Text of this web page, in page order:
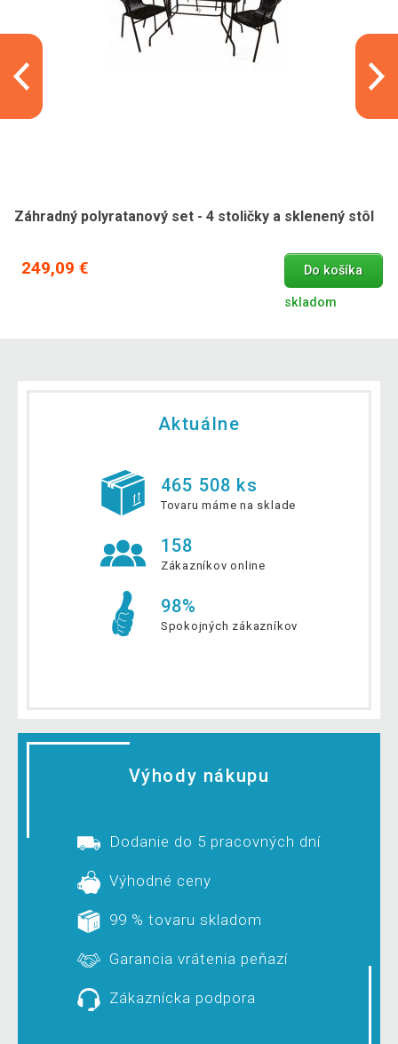
Záhradný polyratanový set - 4 stoličky a sklenený stôl
249,09 € Do košíka
skladom
Aktuálne
465 508 ks
Tovaru máme na sklade
158
Zákazníkov online
98%
Spokojných zákazníkov
Výhody nákupu
Dodanie do 5 pracovných dní
Výhodné ceny
99 % tovaru skladom
Garancia vrátenia peňazí
Zákaznícka podpora